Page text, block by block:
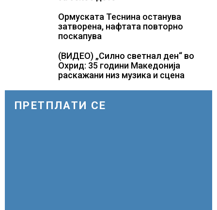
Ормуската Теснина останува
затворена, нафтата повторно
поскапува
(ВИДЕО) „Силно светнал ден“ во
Охрид: 35 години Македонија
раскажани низ музика и сцена
ПРЕТПЛАТИ СЕ